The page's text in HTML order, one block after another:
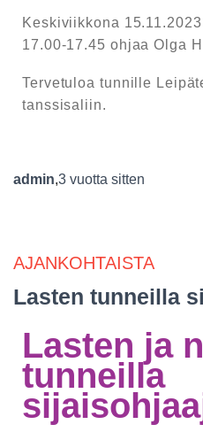
Keskiviikkona
17.00-17.45 ohjaa Olga
Tervetuloa tunnille
tanssisaliin.
admin,3 vuotta sitten
AJANKOHTAISTA
Lasten tunneilla
Lasten ja
tunneilla